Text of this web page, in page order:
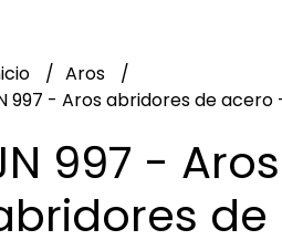
Aros
997 - Aros abridores de
997 - Aros